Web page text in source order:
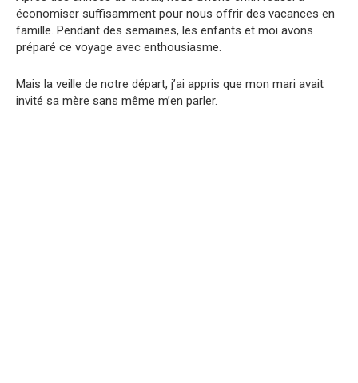
économiser suffisamment pour nous offrir des vacances en
famille. Pendant des semaines, les enfants et moi avons
préparé ce voyage avec enthousiasme.
Mais la veille de notre départ, j’ai appris que mon mari avait
invité sa mère sans même m’en parler.